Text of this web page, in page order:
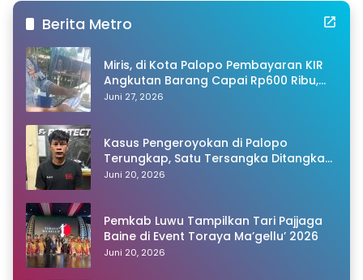
Berita Metro
Miris, di Kota Palopo Pembayaran KIR
Angkutan Barang Capai Rp600 Ribu,
Warganet Pertanyakan Dugaan Pungli
Juni 27, 2026
Kasus Pengeroyokan di Palopo
Terungkap, Satu Tersangka Ditangkap
Polisi
Juni 20, 2026
Pemkab Luwu Tampilkan Tari Pajjaga
Baine di Event Toraya Ma’gellu’ 2026
Juni 20, 2026